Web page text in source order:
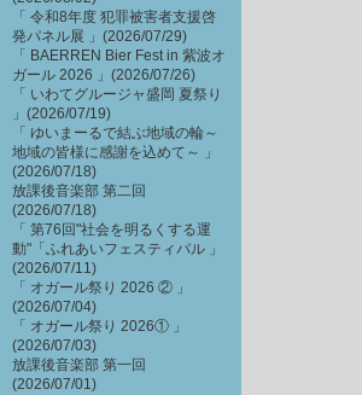
「 令和8年度 犯罪被害者支援啓
発パネル展 」(2026/07/29)
「 BAERREN Bier Fest in 紫波オ
ガール 2026 」(2026/07/26)
「 いわてグルージャ盛岡 夏祭り
」(2026/07/19)
「 ゆいまーるで結ぶ地域の輪～
地域の皆様に感謝を込めて～ 」
(2026/07/18)
放課後音楽部 第二回
(2026/07/18)
「 第76回"社会を明るくする運
動"「ふれあいフェスティバル 」
(2026/07/11)
「 オガール祭り 2026 ② 」
(2026/07/04)
「 オガール祭り 2026① 」
(2026/07/03)
放課後音楽部 第一回
(2026/07/01)